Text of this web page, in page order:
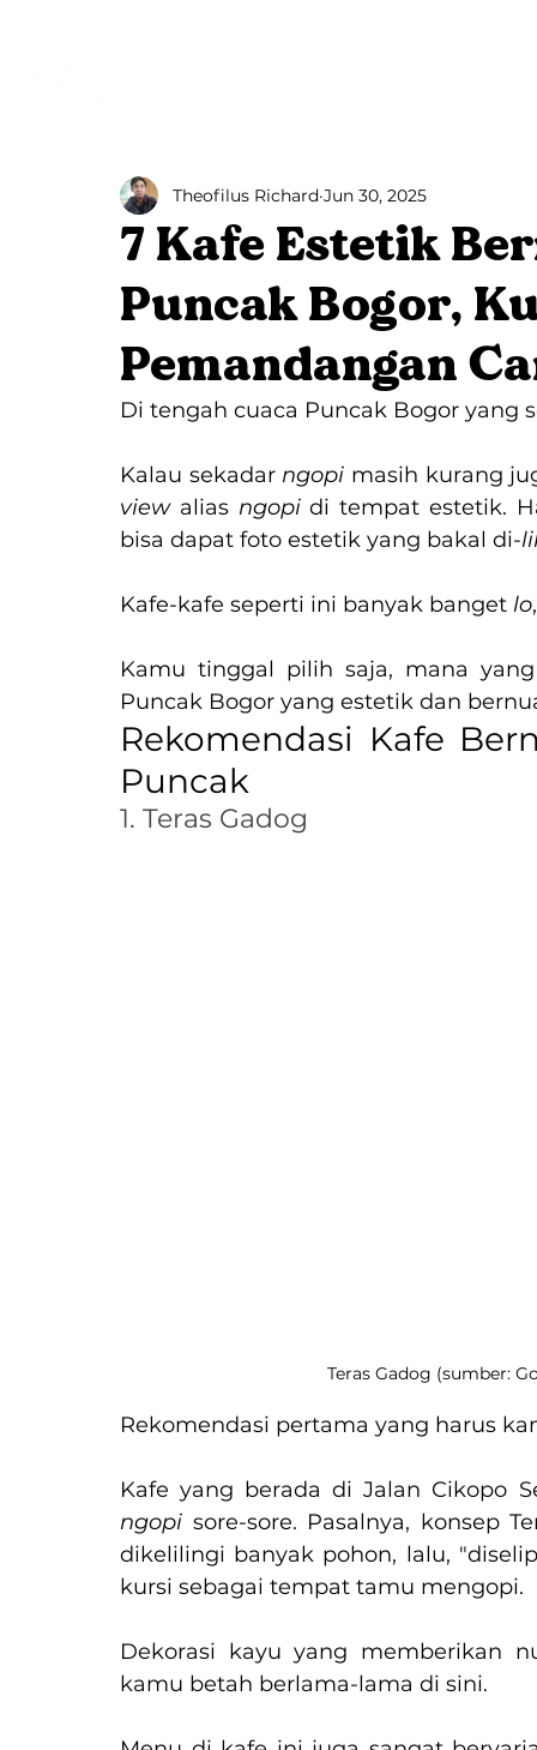
7 Kafe Estetik
Puncak Bogor,
Pemandangan
Theofilus Richard Jun 30, 2025
Di tengah cuaca Puncak Bogor yang
Kalau sekadar ngopi masih kurang
view alias ngopi di tempat estetik.
bisa dapat foto estetik yang bakal di-
Kafe-kafe seperti ini banyak banget lo
Kamu tinggal pilih saja, mana
Puncak Bogor yang estetik dan
Rekomendasi Kafe
Puncak
1. Teras Gadog
Teras Gadog (sumber:
Rekomendasi pertama yang harus
ngopi sore-sore. Pasalnya, konsep
dikelilingi banyak pohon, lalu,
kursi sebagai tempat tamu mengopi.
Dekorasi kayu yang memberikan
kamu betah berlama-lama di sini.